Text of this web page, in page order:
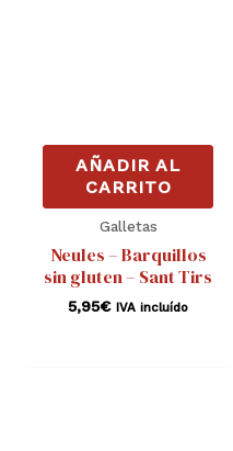
AÑADIR AL
CARRITO
Galletas
Neules – Barquillos
sin gluten – Sant Tirs
5,95€ IVA incluído